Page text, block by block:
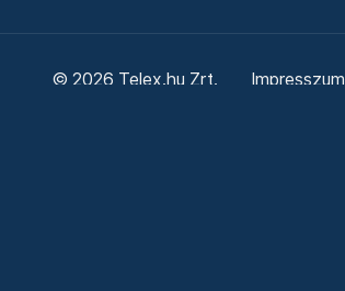
© 2026 Telex.hu Zrt. Impresszum